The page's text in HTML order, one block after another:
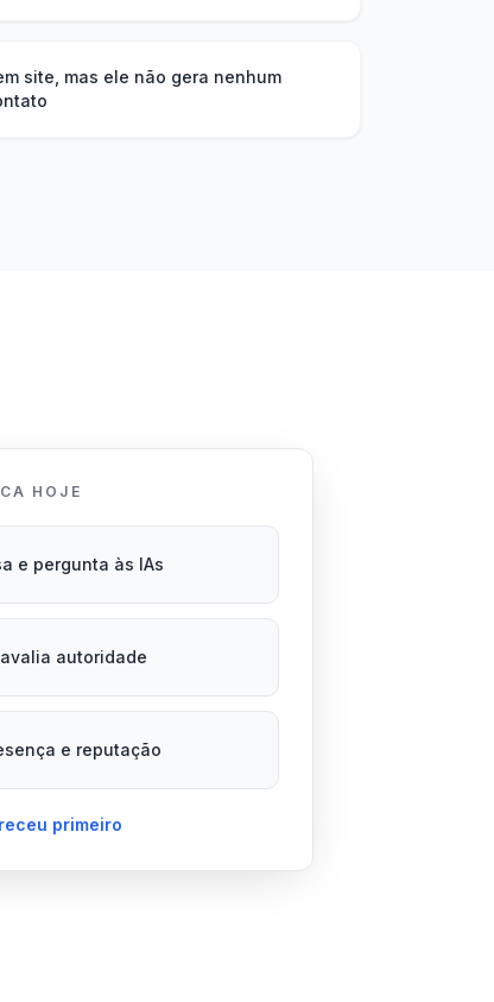
site, mas ele não gera nenhum
HOJE
e pergunta às IAs
autoridade
e reputação
primeiro